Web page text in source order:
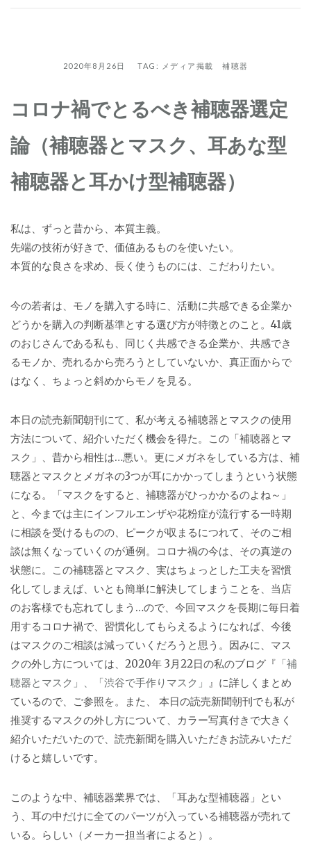
2020年8月26日 TAG: メディア掲載 補聴器
コロナ禍でとるべき補聴器選定
論（補聴器とマスク、耳あな型
補聴器と耳かけ型補聴器）
私は、ずっと昔から、本質主義。
先端の技術が好きで、価値あるものを使いたい。
本質的な良さを求め、長く使うものには、こだわりたい。
今の若者は、モノを購入する時に、活動に共感できる企業か
どうかを購入の判断基準とする選び方が特徴とのこと。41歳
のおじさんである私も、同じく共感できる企業か、共感でき
るモノか、売れるから売ろうとしていないか、真正面からで
はなく、ちょっと斜めからモノを見る。
本日の読売新聞朝刊にて、私が考える補聴器とマスクの使用
方法について、紹介いただく機会を得た。この「補聴器とマ
スク」、昔から相性は…悪い。更にメガネをしている方は、補
聴器とマスクとメガネの3つが耳にかかってしまうという状態
になる。「マスクをすると、補聴器がひっかかるのよね～」
と、今までは主にインフルエンザや花粉症が流行する一時期
に相談を受けるものの、ピークが収まるにつれて、そのご相
談は無くなっていくのが通例。コロナ禍の今は、その真逆の
状態に。この補聴器とマスク、実はちょっとした工夫を習慣
化してしまえば、いとも簡単に解決してしまうことを、当店
のお客様でも忘れてしまう…ので、今回マスクを長期に毎日着
用するコロナ禍で、習慣化してもらえるようになれば、今後
はマスクのご相談は減っていくだろうと思う。因みに、マス
クの外し方については、2020年 3月22日の私のブログ『 「補
聴器とマスク」、「渋谷で手作りマスク」 』に詳しくまとめ
ているので、ご参照を。また、 本日の読売新聞朝刊でも私が
推奨するマスクの外し方について、カラー写真付きで大きく
紹介いただいたので、読売新聞を購入いただきお読みいただ
けると嬉しいです。
このような中、補聴器業界では、「耳あな型補聴器」とい
う、耳の中だけに全てのパーツが入っている補聴器が売れて
いる。らしい（メーカー担当者によると）。